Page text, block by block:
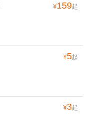
¥159起
¥5起
¥3起